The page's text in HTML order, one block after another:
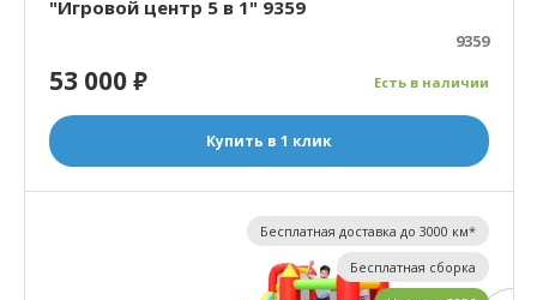
"Игровой центр 5 в 1" 9359
9359
Есть в наличии
53 000₽
Купить в 1 клик
Бесплатная доставка до 3000 км*
Бесплатная сборка